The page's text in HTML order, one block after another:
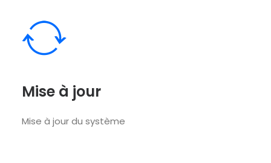
Mise à jour
Mise à jour du système